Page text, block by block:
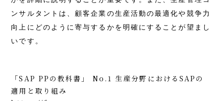
ンサルタントは、顧客企業の生産活動の最適化や競争力
向上にどのように寄与するかを明確にすることが望まし
いです。
「SAP PPの教科書」 No.1 生産分野におけるSAPの
適用と取り組み